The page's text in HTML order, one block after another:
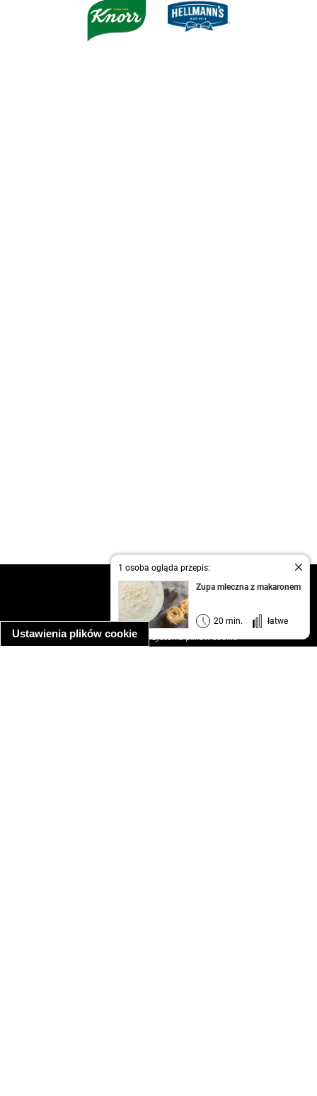
Ustawienia plików cookie
1 osoba ogląda przepis:
Zupa mleczna z makaronem
20 min. łatwe
kontakt
regulamin
informacja o prywatności
informacja o wykorzystaniu plików cookie